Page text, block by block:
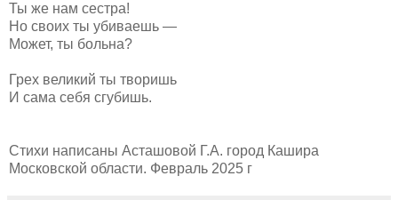
Ты же нам сестра!
Но своих ты убиваешь —
Может, ты больна?
Грех великий ты творишь
И сама себя сгубишь.
Стихи написаны Асташовой Г.А. город Кашира
Московской области. Февраль 2025 г